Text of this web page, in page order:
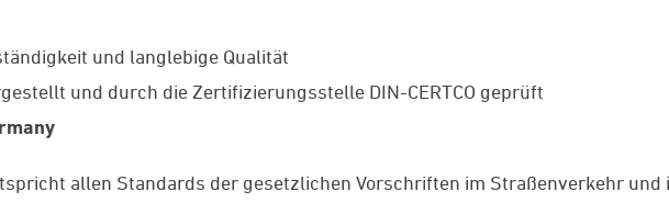
und langlebige Qualität
und durch die Zertifizierungsstelle DIN-CERTCO geprüft
allen Standards der gesetzlichen Vorschriften im Straßenverkehr und